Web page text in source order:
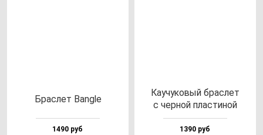
Брас­лет Ban­gle
1490 руб
Каучу­ко­вый брас­лет
с чер­ной плас­ти­ной
1390 руб